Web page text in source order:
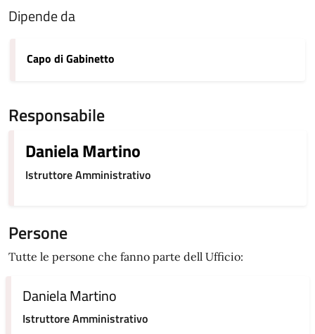
Dipende da
Capo di Gabinetto
Responsabile
Daniela Martino
Istruttore Amministrativo
Persone
Tutte le persone che fanno parte dell Ufficio:
Daniela Martino
Istruttore Amministrativo